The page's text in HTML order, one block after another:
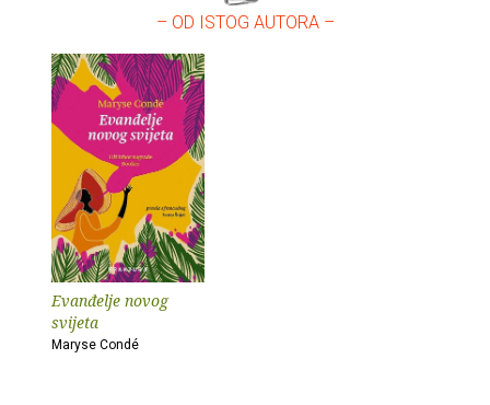
– OD ISTOG AUTORA –
Evanđelje novog
svijeta
Maryse Condé